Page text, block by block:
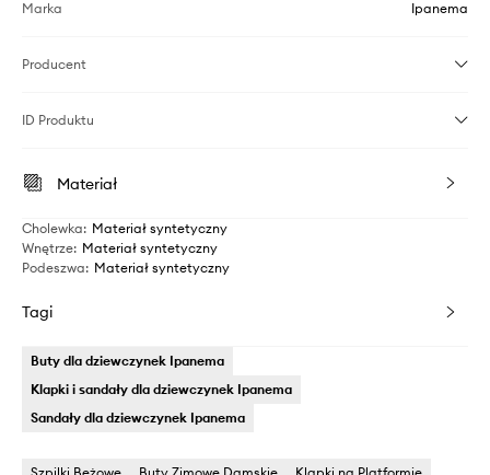
Marka Ipanema
Producent
ID Produktu
Materiał
Cholewka: Materiał syntetyczny
Wnętrze: Materiał syntetyczny
Podeszwa: Materiał syntetyczny
Tagi
Buty dla dziewczynek Ipanema
Klapki i sandały dla dziewczynek Ipanema
Sandały dla dziewczynek Ipanema